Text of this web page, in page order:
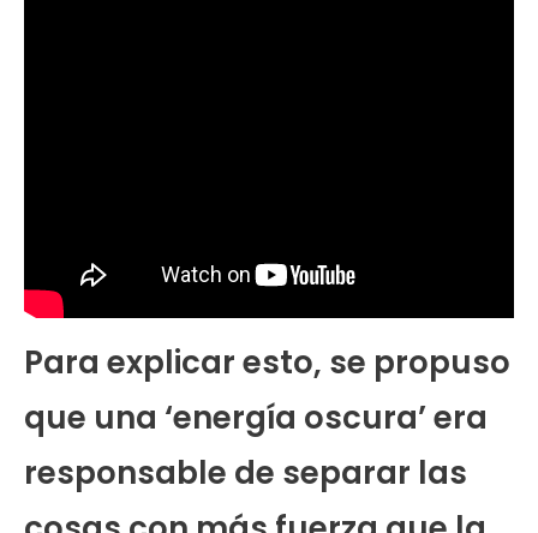
Para explicar esto, se propuso
que una ‘energía oscura’ era
responsable de separar las